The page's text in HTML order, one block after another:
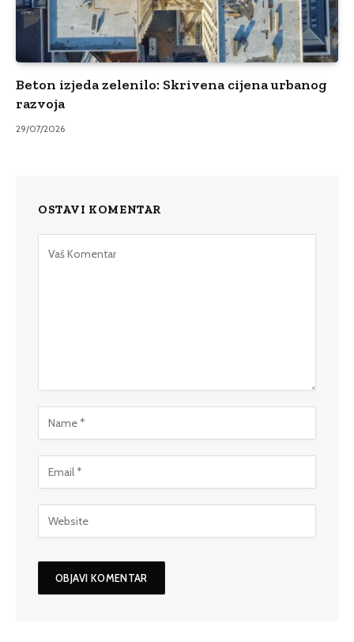
Beton izjeda zelenilo: Skrivena cijena urbanog
razvoja
29/07/2026
OSTAVI KOMENTAR